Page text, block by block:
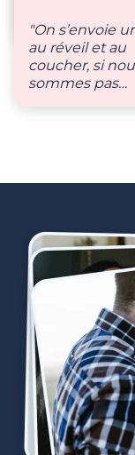
prenons soin
couple 💕"
plats et on
"On s’envoie
au réveil et au
coucher, si
sommes pas